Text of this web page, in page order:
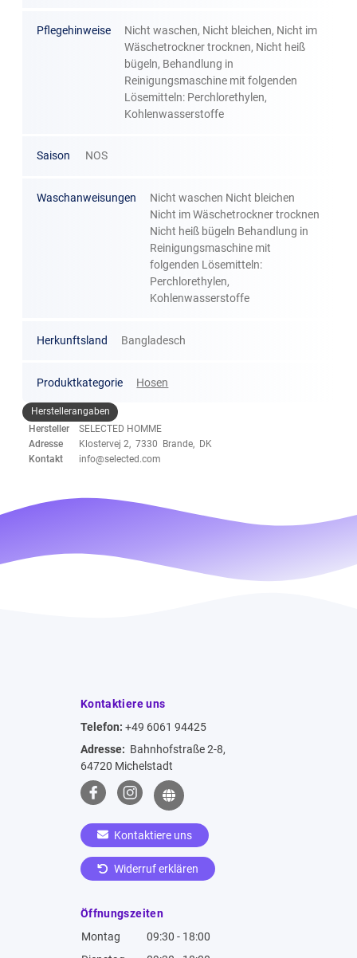
Pflegehinweise
Nicht waschen, Nicht bleichen, Nicht im
Wäschetrockner trocknen, Nicht heiß
bügeln, Behandlung in
Reinigungsmaschine mit folgenden
Lösemitteln: Perchlorethylen,
Kohlenwasserstoffe
Saison NOS
Waschanweisungen
Nicht waschen Nicht bleichen
Nicht im Wäschetrockner trocknen
Nicht heiß bügeln Behandlung in
Reinigungsmaschine mit
folgenden Lösemitteln:
Perchlorethylen,
Kohlenwasserstoffe
Herkunftsland Bangladesch
Produktkategorie Hosen
Herstellerangaben
Hersteller
SELECTED HOMME
Adresse
Klostervej 2, 7330 Brande, DK
Kontakt
info@selected.com
Kontaktiere uns
Telefon: +49 6061 94425
Adresse: Bahnhofstraße 2-8,
64720 Michelstadt
Kontaktiere uns
Widerruf erklären
Öffnungszeiten
Montag
09:30 - 18:00